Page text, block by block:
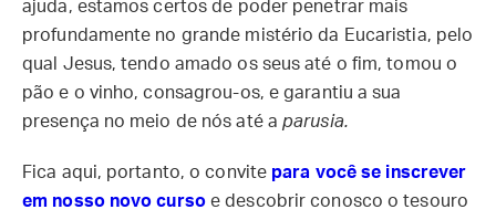
ajuda, estamos certos de poder penetrar mais
profundamente no grande mistério da Eucaristia, pelo
qual Jesus, tendo amado os seus até o fim, tomou o
pão e o vinho, consagrou-os, e garantiu a sua
presença no meio de nós até aparusia.
Fica aqui, portanto, o convite para você se inscrever
em nosso novo curso e descobrir conosco o tesouro